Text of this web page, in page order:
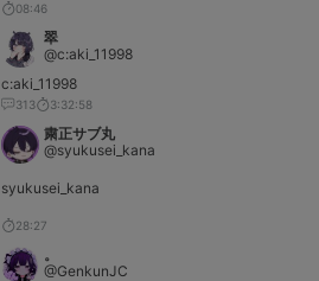
08:46
翠️
@c:aki_11998
c:aki_11998
313 3:32:58
粛正サブ丸
@syukusei_kana
syukusei_kana
28:27
。
@GenkunJC